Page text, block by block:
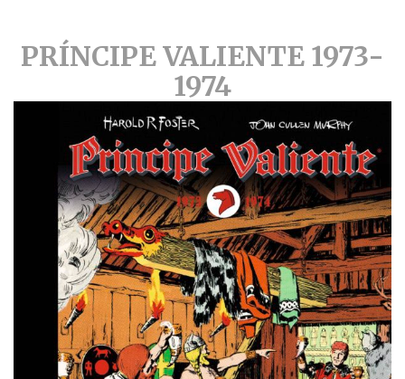
PRÍNCIPE VALIENTE 1973-
1974